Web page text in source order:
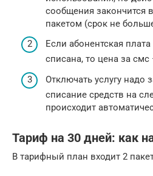
сообщения закончится
пакетом (срок не
Если абонентская
списана, то цена за смс
Отключать услугу надо
списание средств на
происходит
Тариф на 30 дней: как
В тарифный план входит 2